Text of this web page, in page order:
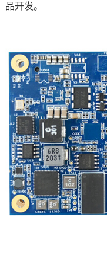
品开发。